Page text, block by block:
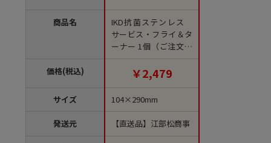
商品名
価格(税込)
サイズ
発送元
IKD抗菌ステンレス
サービス・フライ＆タ
ーナー 1個（ご注文単
位1個）【直送品】
￥2,479
104×290mm
【直送品】江部松商事